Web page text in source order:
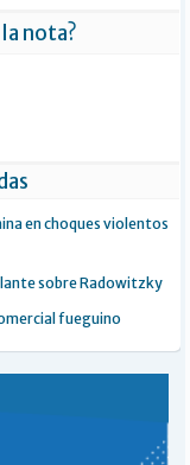
nota?
en choques violentos
sobre Radowitzky
fueguino